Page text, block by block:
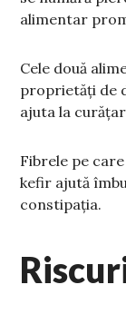
alimentar
Cele două
proprietăți de
ajuta la
Fibrele pe
kefir ajută
constipația.